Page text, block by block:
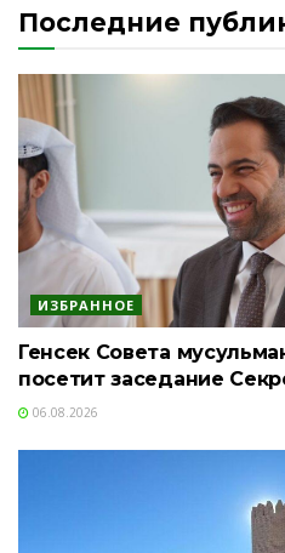
Последние
ИЗБРАННОЕ
Генсек Совета
посетит заседание
06.08.2026